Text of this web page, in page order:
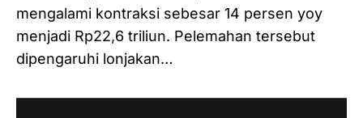
mengalami kontraksi sebesar 14 persen yoy
menjadi Rp22,6 triliun. Pelemahan tersebut
dipengaruhi lonjakan…